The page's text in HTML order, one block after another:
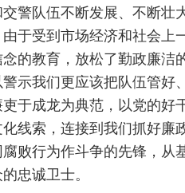
警队伍不断发展、不断壮
于受到市场经济和社会上
的教育，放松了勤政廉洁
示我们更应该把队伍管好、
于成龙为典范，以党的好
线索，连接到我们抓好廉政
败行为作斗争的先锋，从
忠诚卫士。